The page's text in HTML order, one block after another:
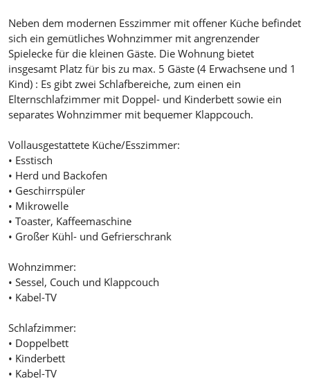
Neben dem modernen Esszimmer mit offener Küche befindet
sich ein gemütliches Wohnzimmer mit angrenzender
Spielecke für die kleinen Gäste. Die Wohnung bietet
insgesamt Platz für bis zu max. 5 Gäste (4 Erwachsene und 1
Kind) : Es gibt zwei Schlafbereiche, zum einen ein
Elternschlafzimmer mit Doppel- und Kinderbett sowie ein
separates Wohnzimmer mit bequemer Klappcouch.
Vollausgestattete Küche/Esszimmer:
• Esstisch
• Herd und Backofen
• Geschirrspüler
• Mikrowelle
• Toaster, Kaffeemaschine
• Großer Kühl- und Gefrierschrank
Wohnzimmer:
• Sessel, Couch und Klappcouch
• Kabel-TV
Schlafzimmer:
• Doppelbett
• Kinderbett
• Kabel-TV